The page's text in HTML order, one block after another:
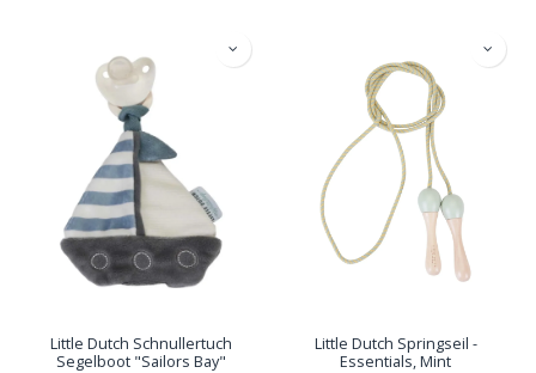
Little Dutch Schnullertuch
Segelboot "Sailors Bay"
Little Dutch Springseil -
Essentials, Mint